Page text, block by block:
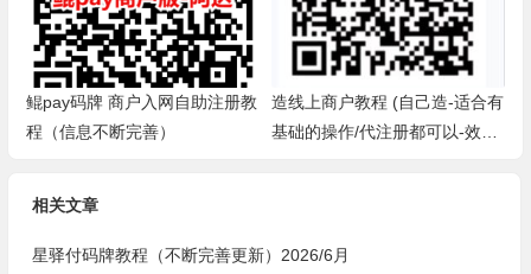
鲲pay码牌 商户入网自助注册教
程（信息不断完善）
造线上商户教程 (自己造-适合有
基础的操作/代注册都可以-效
相关文章
星驿付码牌教程（不断完善更新）2026/6月